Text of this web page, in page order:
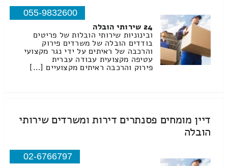
055-9832600
24 שירותי הובלה
ובינוניות שירותי הובלות של פריטים
בודדים הובלה של משרדים פירוק
והרכבה של ראיתים על ידי נגר מקצועי
עטיפה מקצועית עבודה עברית
פירוק והרכבה ראיתים מקצועיים […]
דיין מומחים פסנתרים דירות ומשרדים שירותי
הובלה
02-6766797